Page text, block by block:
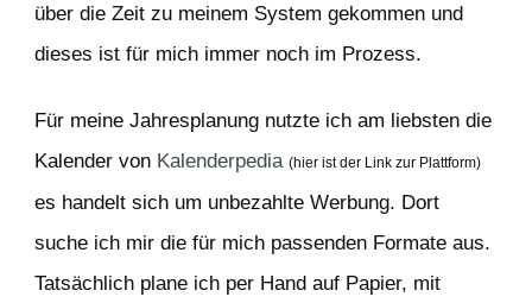
über die Zeit zu meinem System gekommen und
dieses ist für mich immer noch im Prozess.
Für meine Jahresplanung nutzte ich am liebsten die
Kalender von Kalenderpedia (hier ist der Link zur Plattform)
es handelt sich um unbezahlte Werbung. Dort
suche ich mir die für mich passenden Formate aus.
Tatsächlich plane ich per Hand auf Papier, mit